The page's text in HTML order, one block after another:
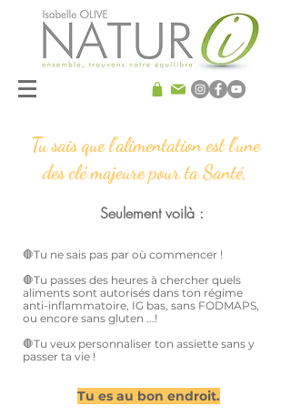
Seulement voilà :
🛑Tu ne sais pas par où commencer !
🛑Tu passes des heures à chercher quels
aliments sont autorisés dans ton régime
anti-inflammatoire, IG bas, sans FODMAPS,
ou encore sans gluten ...!
🛑Tu veux personnaliser ton assiette sans y
passer ta vie !
Tu es au bon endroit.
Tu sais que l'alimentation est l'une
des clé majeure pour ta Santé,